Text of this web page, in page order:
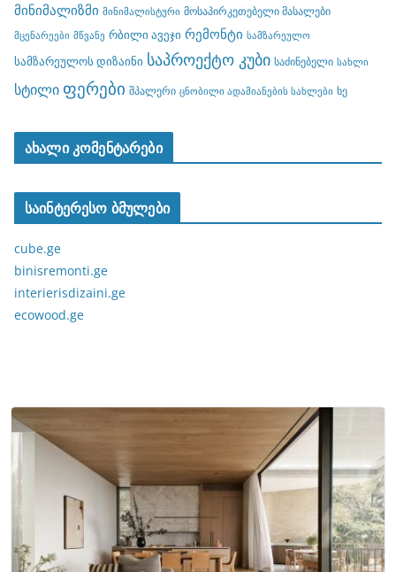
მინიმალიზმი მინიმალისტური მოსაპირკეთებელი მასალები
მცენარეები მწვანე რბილი ავეჯი რემონტი სამზარეულო
სამზარეულოს დიზაინი საპროექტო კუბი საძინებელი სახლი
სტილი ფერები შპალერი ცნობილი ადამიანების სახლები ხე
ახალი კომენტარები
საინტერესო ბმულები
cube.ge
binisremonti.ge
interierisdizaini.ge
ecowood.ge